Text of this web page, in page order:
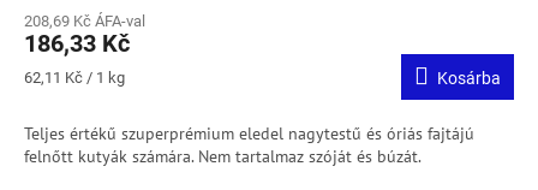
208,69 Kč ÁFA-val
186,33 Kč
Egységár:
62,11 Kč / 1 kg Kosárba
Teljes értékű szuperprémium eledel nagytestű és óriás fajtájú
felnőtt kutyák számára. Nem tartalmaz szóját és búzát.